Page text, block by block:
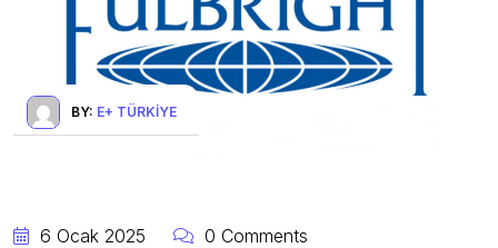
BY: E+ TÜRKIYE
6 Ocak 2025 0 Comments